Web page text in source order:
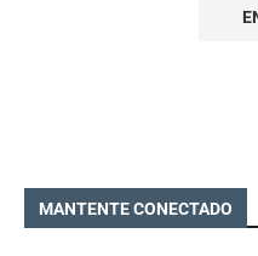
MANTENTE CONECTADO